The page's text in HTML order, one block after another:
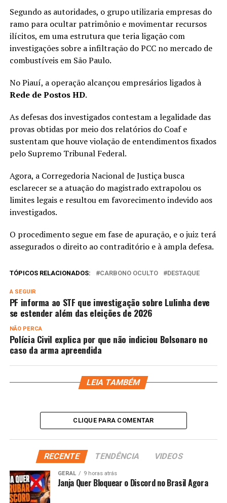
Segundo as autoridades, o grupo utilizaria empresas do
ramo para ocultar patrimônio e movimentar recursos
ilícitos, em uma estrutura que teria ligação com
investigações sobre a infiltração do PCC no mercado de
combustíveis em São Paulo.
No Piauí, a operação alcançou empresários ligados à
Rede de Postos HD.
As defesas dos investigados contestam a legalidade das
provas obtidas por meio dos relatórios do Coaf e
sustentam que houve violação de entendimentos fixados
pelo Supremo Tribunal Federal.
Agora, a Corregedoria Nacional de Justiça busca
esclarecer se a atuação do magistrado extrapolou os
limites legais e resultou em favorecimento indevido aos
investigados.
O procedimento segue em fase de apuração, e o juiz terá
assegurados o direito ao contraditório e à ampla defesa.
TÓPICOS RELACIONADOS: CARBONO OCULTO DESTAQUE
A SEGUIR
PF informa ao STF que investigação sobre Lulinha deve
se estender além das eleições de 2026
NÃO PERCA
Polícia Civil explica por que não indiciou Bolsonaro no
caso da arma apreendida
LEIA TAMBÉM
CLIQUE PARA COMENTAR
RECENTE TENDÊNCIA VIDEOS
GERAL 9 horas atrás
Janja Quer Bloquear o Discord no Brasil Agora